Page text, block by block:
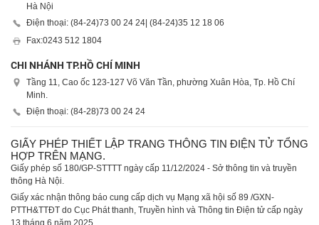
Hà Nội
Điện thoại: (84-24)73 00 24 24 | (84-24)35 12 18 06
Fax:0243 512 1804
CHI NHÁNH TP.HỒ CHÍ MINH
Tầng 11, Cao ốc 123-127 Võ Văn Tần, phường Xuân Hòa, Tp. Hồ Chí
Minh.
Điện thoại: (84-28)73 00 24 24
GIẤY PHÉP THIẾT LẬP TRANG THÔNG TIN ĐIỆN TỬ TỔNG
HỢP TRÊN MẠNG.
Giấy phép số 180/GP-STTTT ngày cấp 11/12/2024 - Sở thông tin và truyền
thông Hà Nội.
Giấy xác nhận thông báo cung cấp dịch vụ Mạng xã hội số 89 /GXN-
PTTH&TTĐT do Cục Phát thanh, Truyền hình và Thông tin Điện tử cấp ngày